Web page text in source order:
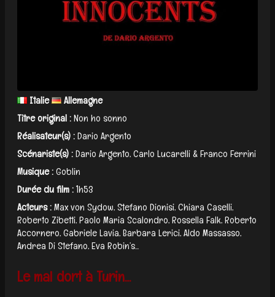
Italie
Allemagne
Titre original :Non ho sonno
Réalisateur(s) :Dario Argento
Scénariste(s) :Dario Argento, Carlo Lucarelli & Franco Ferrini
Musique :Goblin
Durée du film :1h53
Acteurs :Max von Sydow, Stefano Dionisi, Chiara Caselli,
Roberto Zibetti, Paolo Maria Scalondro, Rossella Falk, Roberto
Accornero, Gabriele Lavia, Barbara Lerici, Aldo Massasso,
Andrea Di Stefano, Eva Robin’s...
Le mal dort à Turin…